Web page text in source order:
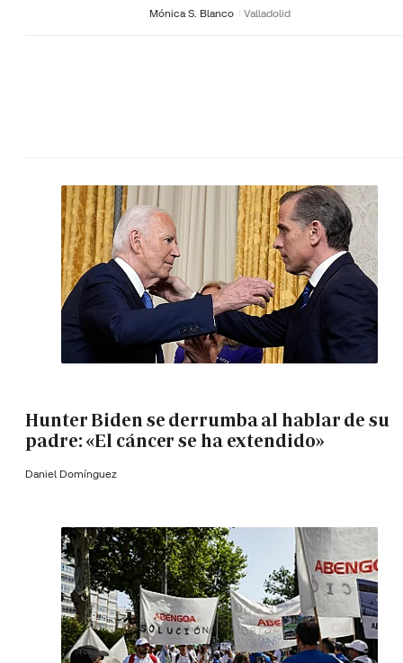
Mónica S. Blanco Valladolid
Hunter Biden se derrumba al hablar de su
padre: «El cáncer se ha extendido»
Daniel Domínguez